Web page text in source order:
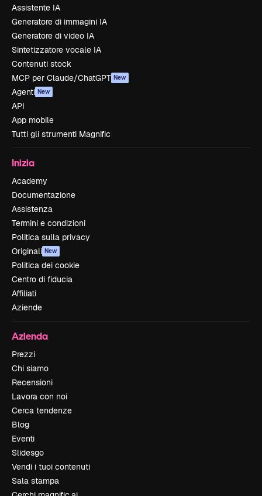
Assistente IA
Generatore di immagini IA
Generatore di video IA
Sintetizzatore vocale IA
Contenuti stock
MCP per Claude/ChatGPT New
Agenti New
API
App mobile
Tutti gli strumenti Magnific
Inizia
Academy
Documentazione
Assistenza
Termini e condizioni
Politica sulla privacy
Originali New
Politica dei cookie
Centro di fiducia
Affiliati
Aziende
Azienda
Prezzi
Chi siamo
Recensioni
Lavora con noi
Cerca tendenze
Blog
Eventi
Slidesgo
Vendi i tuoi contenuti
Sala stampa